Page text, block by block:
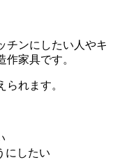
チンにしたい人やキ
家具です。
れます。
にしたい